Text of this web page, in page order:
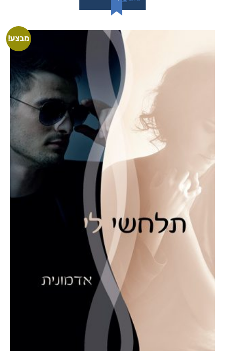
מבצע!